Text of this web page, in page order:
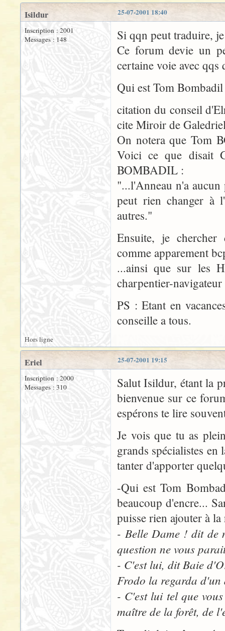
25-07-2001 18:40
Isildur
Inscription : 2001
Messages : 148
Si qqn peut traduire,
Ce forum devie un
certaine voie avec
Qui est Tom Bombadil
citation du conseil
cite Miroir de
On notera que Tom
Voici ce que disait
BOMBADIL :
"...l'Anneau n'a
peut rien changer à
autres."
Ensuite, je chercher
comme apparement
...ainsi que sur les
charpentier-
PS : Etant en
conseille a tous.
Hors ligne
25-07-2001 19:15
Eriel
Inscription : 2000
Messages : 310
Salut Isildur, étant la
bienvenue sur ce
espérons te lire
Je vois que tu as
grands spécialistes en
tanter d'apporter
-Qui est Tom
beaucoup d'encre...
puisse rien ajouter à
- Belle Dame ! dit de
question ne vous
- C'est lui, dit Baie
Frodo la regarda
- C'est lui tel que
maître de la forêt, de